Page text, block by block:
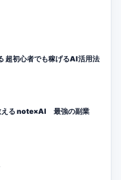
超初心者でも稼げるAI活用法
える note×AI 最強の副業